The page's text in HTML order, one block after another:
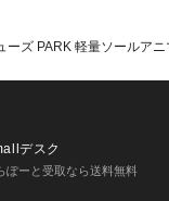
※掲載の価格・製品
いて、予告なく変更
or ジュニア じゅに
男の子 boy ボーイ
ズ PARK 軽量ソールア
デスク
ぽーと受取なら送料無料